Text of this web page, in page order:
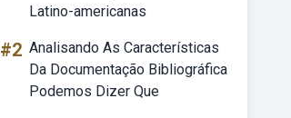
Latino-americanas
#2 Analisando As Características
Da Documentação Bibliográfica
Podemos Dizer Que